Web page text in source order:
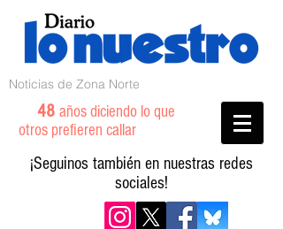
Noticias de Zona Norte
48 años diciendo lo que
otros prefieren callar
¡Seguinos también en nuestras redes
sociales!